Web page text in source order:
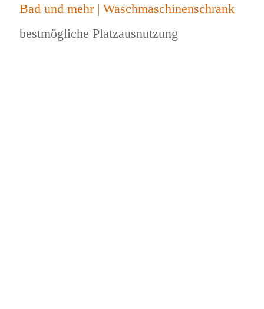
Bad und mehr | Waschmaschinenschrank
bestmögliche Platzausnutzung